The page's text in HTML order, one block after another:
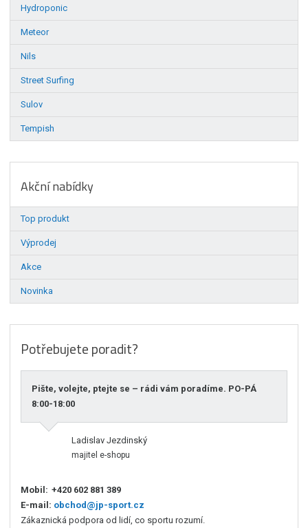
Hydroponic
Meteor
Nils
Street Surfing
Sulov
Tempish
Akční nabídky
Top produkt
Výprodej
Akce
Novinka
Potřebujete poradit?
Pište, volejte, ptejte se – rádi vám poradíme. PO-PÁ
8:00-18:00
Ladislav Jezdinský
majitel e-shopu
Mobil: +420 602 881 389
E-mail: obchod@jp-sport.cz
Zákaznická podpora od lidí, co sportu rozumí.